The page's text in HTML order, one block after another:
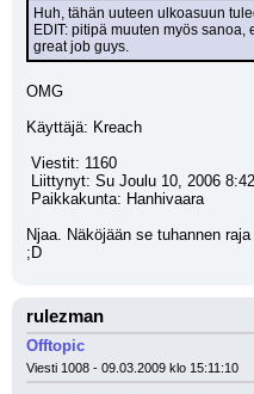
Huh, tähän uuteen ulkoasuun
EDIT: pitipä muuten myös
great job guys.
OMG
Käyttäjä: Kreach
Viestit: 1160
Liittynyt: Su Joulu 10, 2006
Paikkakunta: Hanhivaara
Njaa. Näköjään se tuhannen
;D
rulezman
Offtopic
Viesti 1008 - 09.03.2009 klo 15:11:10